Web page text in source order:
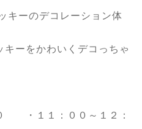
キーのデコレーション体
キーをかわいくデコっちゃ
０ ・
１１：００～１２：